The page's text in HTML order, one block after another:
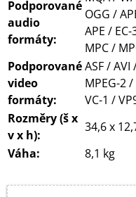
Podporované
audio
formáty:
OGG /
APE /
MPC /
Podporované
video
formáty:
ASF /
MPEG-2
VC-1 /
Rozměry (š x
v x h):
34,6 x
Váha:
8,1 kg